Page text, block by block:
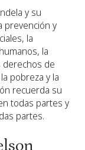
y su
prevención y
la
la
derechos de
pobreza y la
recuerda su
todas partes y
partes.